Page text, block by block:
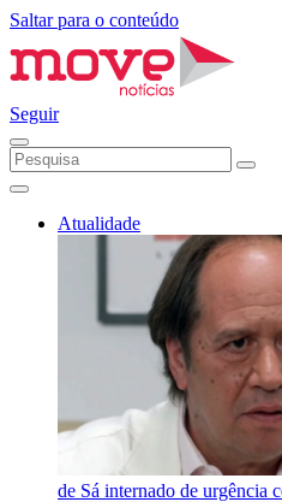
Saltar para o conteúdo
Seguir
Atualidade
de Sá internado de urgência